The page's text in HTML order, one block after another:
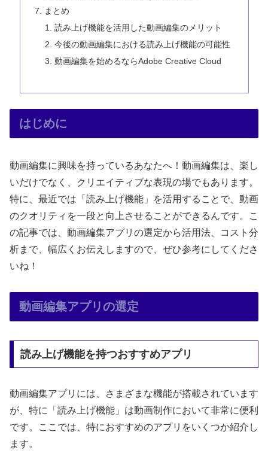
まとめ
読み上げ機能を活用した動画編集のメリット
今後の動画編集における読み上げ機能の可能性
動画編集を始めるならAdobe Creative Cloud
はじめに
動画編集に興味を持っているあなたへ！動画編集は、楽し
いだけでなく、クリエイティブな表現の場でもあります。
特に、最近では「読み上げ機能」を活用することで、動画
のクオリティを一段と向上させることができるんです。こ
の記事では、動画編集アプリの選定から活用法、コスト分
析まで、幅広くお伝えしますので、ぜひ参考にしてくださ
いね！
動画編集アプリの選定
読み上げ機能を持つおすすめアプリ
動画編集アプリには、さまざまな機能が搭載されています
が、特に「読み上げ機能」は動画制作において非常に便利
です。ここでは、特におすすめのアプリをいくつか紹介し
ます。